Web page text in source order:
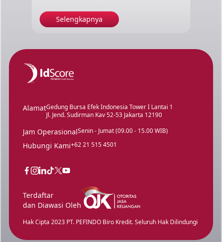
Selengkapnya
AlamatGedung Bursa Efek Indonesia Tower I Lantai 1
Jl. Jend. Sudirman Kav 52-53 Jakarta 12190
Jam OperasionalSenin - Jumat (09.00 - 15.00 WIB)
Hubungi Kami+62 21 515 4501
Terdaftar
dan Diawasi Oleh
Hak Cipta 2023 PT. PEFINDO Biro Kredit. Seluruh Hak Dilindungi